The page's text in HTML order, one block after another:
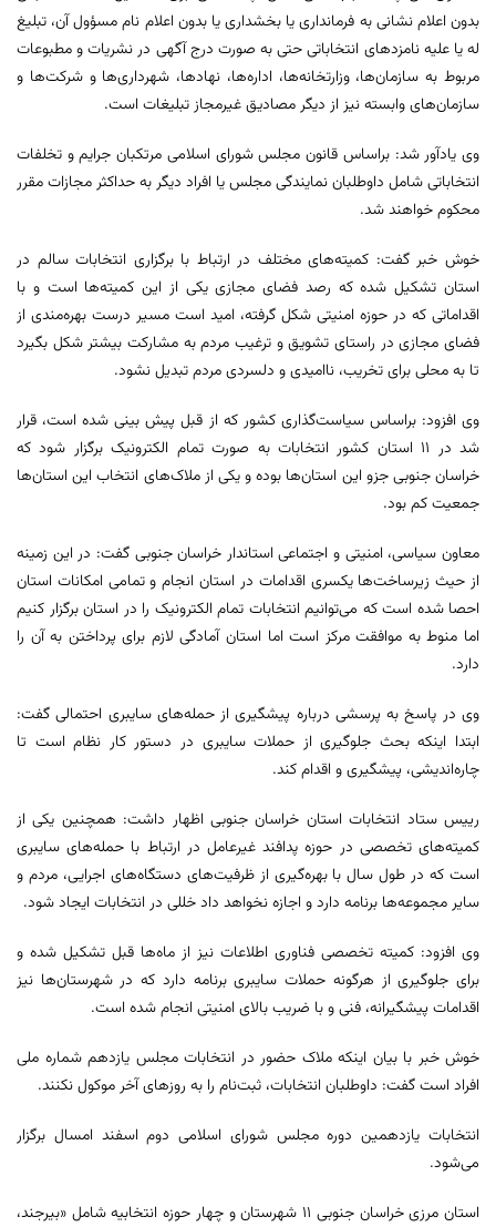
بدون اعلام نشانی به فرمانداری یا بخشداری یا بدون اعلام نام مسؤول آن، تبلیغ
له یا علیه نامزدهای انتخاباتی حتی به صورت درج آگهی در نشریات و مطبوعات
مربوط به سازمان‌ها، وزارتخانه‌ها، اداره‌ها، نهادها، شهرداری‌ها و شرکت‌ها و
سازمان‌های وابسته نیز از دیگر مصادیق غیرمجاز تبلیغات است.
وی یادآور شد: براساس قانون مجلس شورای اسلامی مرتکبان جرایم و تخلفات
انتخاباتی شامل داوطلبان نمایندگی مجلس یا افراد دیگر به حداکثر مجازات مقرر
محکوم خواهند شد.
خوش‌ خبر گفت: کمیته‌های مختلف در ارتباط با برگزاری انتخابات سالم در
استان تشکیل شده که رصد فضای مجازی یکی از این کمیته‌ها است و با
اقداماتی که در حوزه امنیتی شکل گرفته، امید است مسیر درست بهره‌مندی از
فضای مجازی در راستای تشویق و ترغیب مردم به مشارکت بیشتر شکل بگیرد
تا به محلی برای تخریب، ناامیدی و دلسردی مردم تبدیل نشود.
وی افزود: براساس سیاست‌گذاری کشور که از قبل پیش بینی شده است، قرار
شد در ۱۱ استان کشور انتخابات به صورت تمام الکترونیک برگزار شود که
خراسان جنوبی جزو این استان‌ها بوده و یکی از ملاک‌های انتخاب این استان‌ها
جمعیت کم بود.
معاون سیاسی، امنیتی و اجتماعی استاندار خراسان جنوبی گفت: در این زمینه
از حیث زیرساخت‌ها یکسری اقدامات در استان انجام و تمامی امکانات استان
احصا شده است که می‌توانیم انتخابات تمام الکترونیک را در استان برگزار کنیم
اما منوط به موافقت مرکز است اما استان آمادگی لازم برای پرداختن به آن را
دارد.
وی در پاسخ به پرسشی درباره پیشگیری از حمله‌های سایبری احتمالی گفت:
ابتدا اینکه بحث جلوگیری از حملات سایبری در دستور کار نظام است تا
چاره‌اندیشی، پیشگیری و اقدام کند.
رییس ستاد انتخابات استان خراسان جنوبی اظهار داشت: همچنین یکی از
کمیته‌های تخصصی در حوزه پدافند غیرعامل در ارتباط با حمله‌های سایبری
است که در طول سال با بهره‌گیری از ظرفیت‌های دستگاه‌های اجرایی، مردم و
سایر مجموعه‌ها برنامه دارد و اجازه نخواهد داد خللی در انتخابات ایجاد شود.
وی افزود: کمیته تخصصی فناوری اطلاعات نیز از ماه‌ها قبل تشکیل شده و
برای جلوگیری از هرگونه حملات سایبری برنامه دارد که در شهرستان‌ها نیز
اقدامات پیشگیرانه، فنی و با ضریب بالای امنیتی انجام شده است.
خوش‌ خبر با بیان اینکه ملاک حضور در انتخابات مجلس یازدهم شماره ملی
افراد است گفت: داوطلبان انتخابات، ثبت‌نام را به روزهای آخر موکول نکنند.
انتخابات یازدهمین دوره مجلس شورای اسلامی دوم اسفند امسال برگزار
می‌شود.
استان مرزی خراسان جنوبی ۱۱ شهرستان و چهار حوزه انتخابیه شامل «بیرجند،